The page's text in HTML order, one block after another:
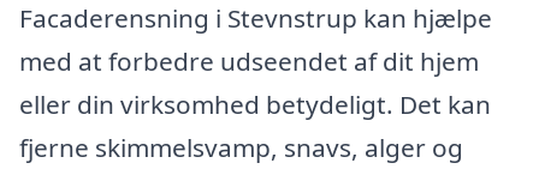
Facaderensning i Stevnstrup kan hjælpe
med at forbedre udseendet af dit hjem
eller din virksomhed betydeligt. Det kan
fjerne skimmelsvamp, snavs, alger og